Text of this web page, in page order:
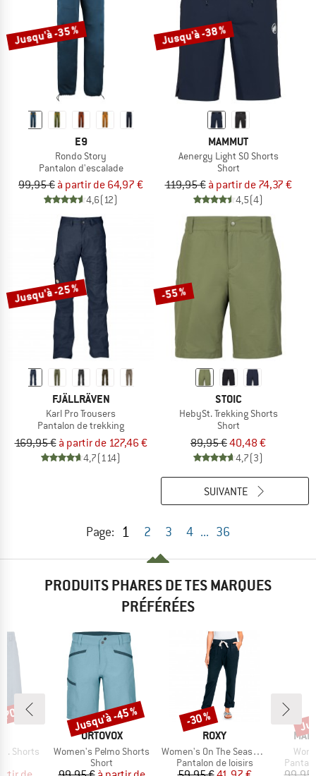
Jusqu'à -35 %
E9
Rondo Story
Pantalon d'escalade
99,95 € à partir de 64,97 €
4,6(12)
Jusqu'à -38 %
MAMMUT
Aenergy Light SO Shorts
Short
119,95 € à partir de 74,37 €
4,5(4)
Jusqu'à -25 %
FJÄLLRÄVEN
Karl Pro Trousers
Pantalon de trekking
169,95 € à partir de 127,46 €
4,7(114)
-55 %
STOIC
HebySt. Trekking Shorts
Short
89,95 €40,48 €
4,7(3)
Page: 1 2 3 4 ... 36
SUIVANTE
PRODUITS PHARES DE TES MARQUES
PRÉFÉRÉES
Shorts
%
MARQUE
ORTOVOX
Article
Women's Pelmo Shorts
Product group
Short
Remise
Jusqu'à -45 %
MARQUE
ROXY
Article
Women's On The Seashore Linen Cargo Trousers
Product group
Pantalon de loisirs
Remise
-30 %